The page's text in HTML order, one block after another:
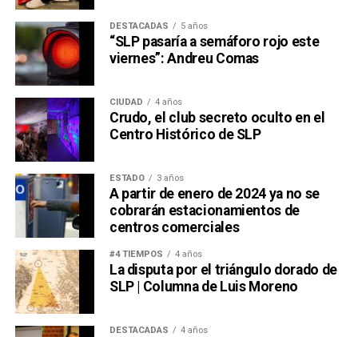
DESTACADAS 5 años
“SLP pasaría a semáforo rojo este
viernes”: Andreu Comas
CIUDAD 4 años
Crudo, el club secreto oculto en el
Centro Histórico de SLP
ESTADO 3 años
A partir de enero de 2024 ya no se
cobrarán estacionamientos de
centros comerciales
#4 TIEMPOS 4 años
La disputa por el triángulo dorado de
SLP | Columna de Luis Moreno
DESTACADAS 4 años